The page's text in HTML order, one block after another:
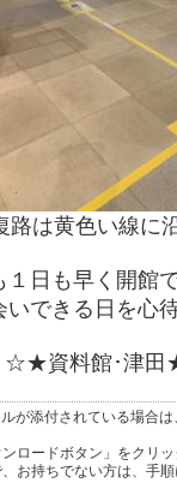
路は黄色い線に
１日も早く開館
いできる日を心
☆★資料館･津
が添付されている場合は
ロードボタン」をクリ
お持ちでない方は、手